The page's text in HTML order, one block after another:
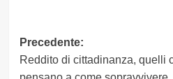
Navigazione
articolo
Precedente:
Reddito di cittadinanza, quelli